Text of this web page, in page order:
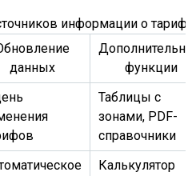
информации о
данных
функции
Таблицы с
зонами, PDF-
справочники
Калькулятор